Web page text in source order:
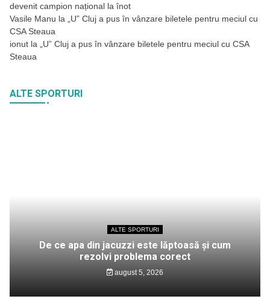
devenit campion național la înot
Vasile Manu la
„U” Cluj a pus în vânzare biletele pentru meciul cu
CSA Steaua
ionut la
„U” Cluj a pus în vânzare biletele pentru meciul cu CSA
Steaua
ALTE SPORTURI
ALTE SPORTURI
De ce apa din jacuzzi este lăptoasă și cum
rezolvi problema corect
august 5, 2026